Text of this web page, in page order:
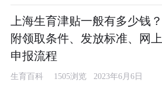
上海生育津贴一般有多少钱？
附领取条件、发放标准、网上
申报流程
生育百科 1505浏览 2023年6月6日